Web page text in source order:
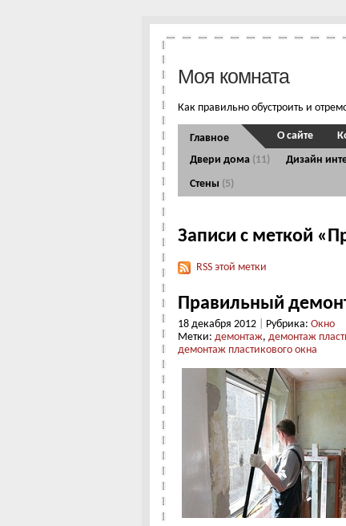
Моя комната
Как правильно обустроить и
Главное
Двери дома (11) Дизайн
Стены (5)
О сайте
Записи с меткой
RSS этой метки
Правильный
18 декабря 2012 Рубрика: Окно
Метки: демонтаж, демонтаж
демонтаж пластикового окна